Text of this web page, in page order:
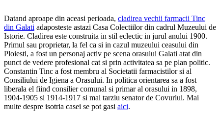
Datand aproape din aceasi perioada, cladirea vechii farmacii Tinc
din Galati adaposteste astazi Casa Colectiilor din cadrul Muzeului de
Istorie. Cladirea este construita in stil eclectic in jurul anului 1900.
Primul sau proprietar, la fel ca si in cazul muzeului ceasului din
Ploiesti, a fost un personaj activ pe scena orasului Galati atat din
punct de vedere profesional cat si prin activitatea sa pe plan politic.
Constantin Tinc a fost membru al Societatii farmacistilor si al
Consiliului de Igiena a Orasului. In politica orientarea sa a fost
liberala el fiind consilier comunal si primar al orasului in 1898,
1904-1905 si 1914-1917 si mai tarziu senator de Covurlui. Mai
multe despre isotria casei se pot gasi aici.